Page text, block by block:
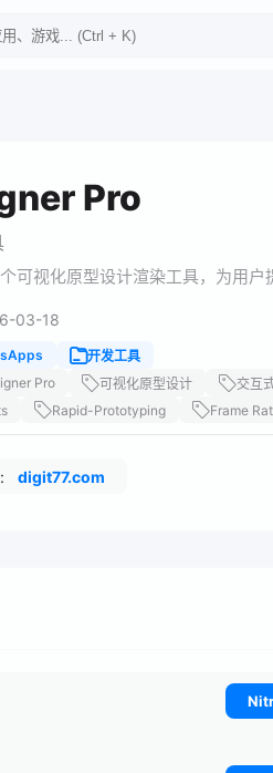
Pro
可视化原型设计渲染工具，为用
03-18
开发工具
Pro 可视化原型设计 交互
Rapid-Prototyping Frame
digit77.com